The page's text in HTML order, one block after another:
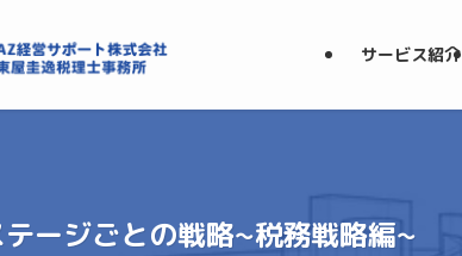
サービス紹介
テージごとの戦略~税務戦略編~